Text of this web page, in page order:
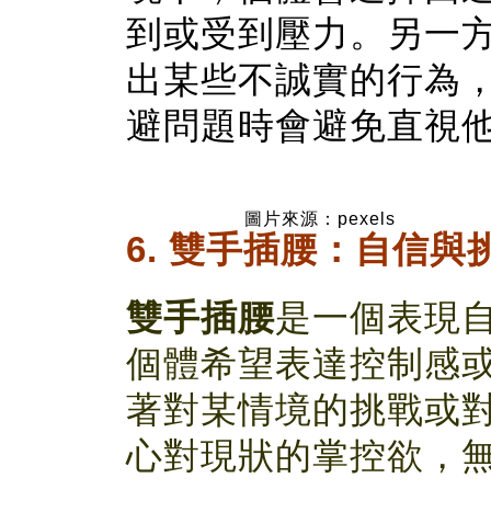
到或受到壓力。另一
出某些不誠實的行為
避問題時會避免直視
圖片來源：pexels
6. 雙手插腰：自信與
雙手插腰是一個表現
個體希望表達控制感
著對某情境的挑戰或
心對現狀的掌控欲，